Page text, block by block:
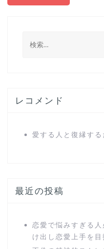
索
レコメンド
愛する人と復縁す
最近の投稿
恋愛で悩みすぎる
け出し恋愛上手を目